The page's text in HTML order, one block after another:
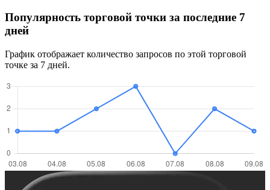
Популярность торговой точки за последние 7
дней
График отображает количество запросов по этой торговой
точке за 7 дней.